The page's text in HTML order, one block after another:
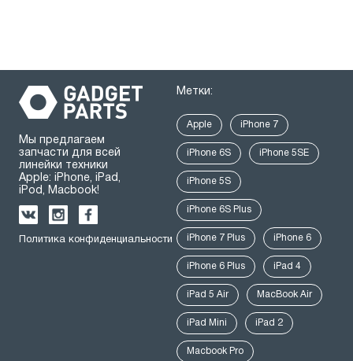
Мы предлагаем
запчасти для всей
линейки техники
Apple: iPhone, iPad,
iPod, Macbook!
Политика конфиденциальности
Метки:
Apple iPhone 7
iPhone 6S iPhone 5SE
iPhone 5S
iPhone 6S Plus
iPhone 7 Plus iPhone 6
iPhone 6 Plus iPad 4
iPad 5 Air MacBook Air
iPad Mini iPad 2
Macbook Pro